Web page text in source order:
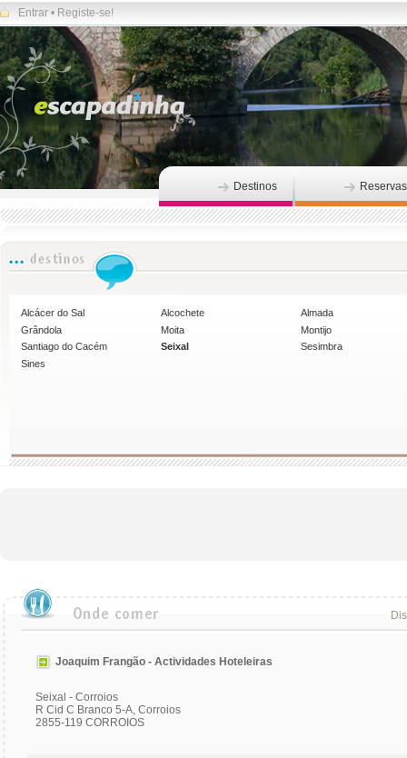
Entrar • Registe-se!
Destinos Reservas
Alcácer do Sal Alcochete
Almada
Grândola
Moita
Montijo
Santiago do Cacém
Seixal
Sesimbra
Sines
Joaquim Frangão - Actividades Hoteleiras
Seixal - Corroios
R Cid C Branco 5-A, Corroios
2855-119 CORROIOS